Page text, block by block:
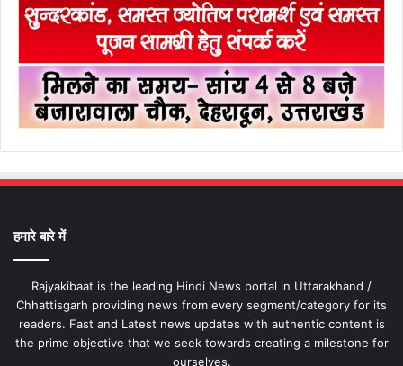
हमारे बारे में
Rajyakibaat is the leading Hindi News portal in Uttarakhand /
Chhattisgarh providing news from every segment/category for its
readers. Fast and Latest news updates with authentic content is
the prime objective that we seek towards creating a milestone for
ourselves.